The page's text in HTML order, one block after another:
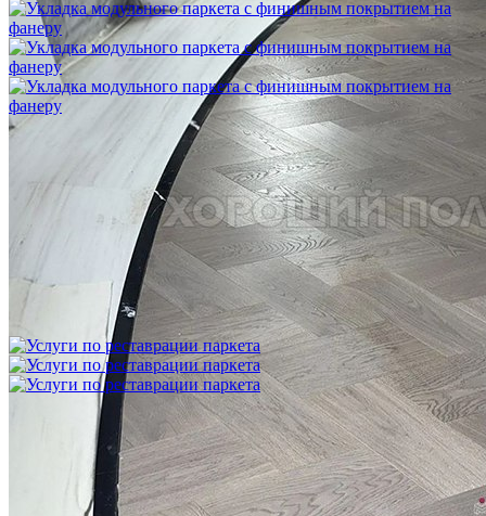
Укладка модульного паркета с финишным покрытием на
фанеру